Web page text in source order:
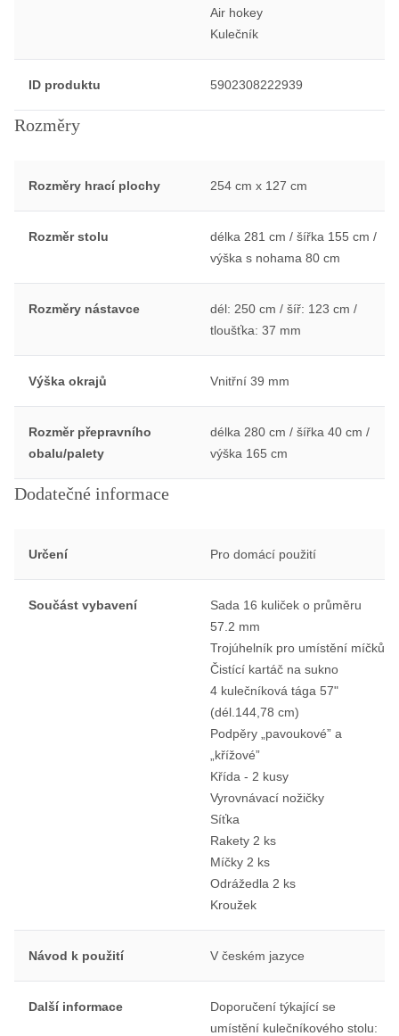
Air hokey
Kulečník
ID produktu 5902308222939
Rozměry
Rozměry hrací plochy 254 cm x 127 cm
Rozměr stolu
délka 281 cm / šířka 155 cm /
výška s nohama 80 cm
Rozměry nástavce
dél: 250 cm / šíř: 123 cm /
tloušťka: 37 mm
Výška okrajů Vnitřní 39 mm
Rozměr přepravního
obalu/palety
délka 280 cm / šířka 40 cm /
výška 165 cm
Dodatečné informace
Určení Pro domácí použití
Součást vybavení
Sada 16 kuliček o průměru
57.2 mm
Trojúhelník pro umístění míčků
Čistící kartáč na sukno
4 kulečníková tága 57"
(dél.144,78 cm)
Podpěry „pavoukové” a
„křížové”
Křída - 2 kusy
Vyrovnávací nožičky
Síťka
Rakety 2 ks
Míčky 2 ks
Odrážedla 2 ks
Kroužek
Návod k použití V českém jazyce
Další informace
Doporučení týkající se
umístění kulečníkového stolu: